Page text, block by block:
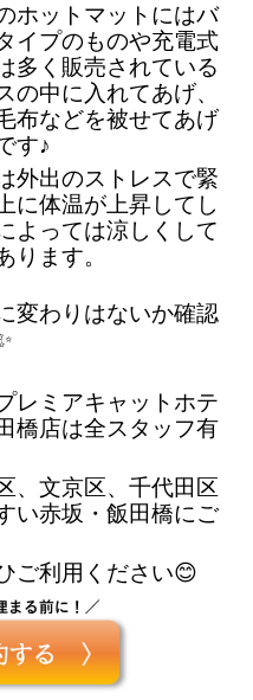
ホットマットにはバ
イプのものや充電式
多く販売されている
の中に入れてあげ、
布などを被せてあげ
す♪
外出のストレスで緊
に体温が上昇してし
よっては涼しくして
ります。
変わりはないか確認
レミアキャットホテ
橋店は全スタッフ有
、文京区、千代田区
い赤坂・飯田橋にご
ご利用ください😊